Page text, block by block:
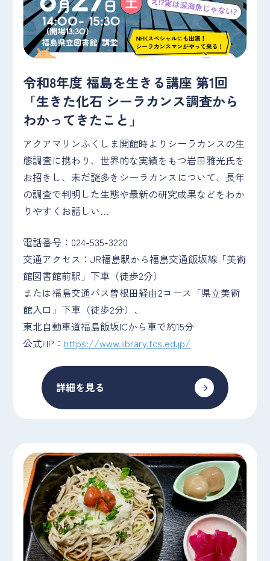
令和8年度 福島を生きる講座 第1回
「生きた化石 シーラカンス調査から
わかってきたこと」
アクアマリンふくしま開館時よりシーラカンスの生
態調査に携わり、世界的な実績をもつ岩田雅光氏を
お招きし、未だ謎多きシーラカンスについて、長年
の調査で判明した生態や最新の研究成果などをわか
りやすくお話しい…
電話番号：024-535-3220
交通アクセス：JR福島駅から福島交通飯坂線「美術
館図書館前駅」下車（徒歩2分）
または福島交通バス曽根田経由2コース「県立美術
館入口」下車（徒歩2分）、
東北自動車道福島飯坂ICから車で約15分
公式HP： https://www.library.fcs.ed.jp/
詳細を見る